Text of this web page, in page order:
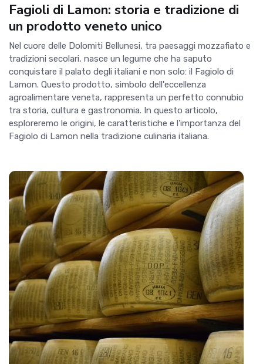
Fagioli di Lamon: storia e tradizione di
un prodotto veneto unico
Nel cuore delle Dolomiti Bellunesi, tra paesaggi mozzafiato e
tradizioni secolari, nasce un legume che ha saputo
conquistare il palato degli italiani e non solo: il Fagiolo di
Lamon. Questo prodotto, simbolo dell'eccellenza
agroalimentare veneta, rappresenta un perfetto connubio
tra storia, cultura e gastronomia. In questo articolo,
esploreremo le origini, le caratteristiche e l'importanza del
Fagiolo di Lamon nella tradizione culinaria italiana.